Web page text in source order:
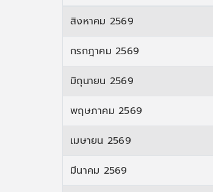
สิงหาคม 2569
กรกฎาคม 2569
มิถุนายน 2569
พฤษภาคม 2569
เมษายน 2569
มีนาคม 2569